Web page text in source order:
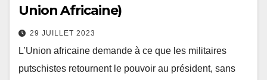
Union Africaine)
29 JUILLET 2023
L’Union africaine demande à ce que les militaires
putschistes retournent le pouvoir au président, sans